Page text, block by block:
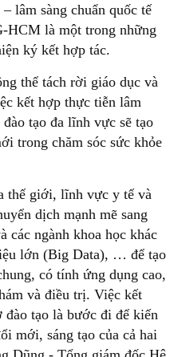
lâm sàng chuẩn quốc tế
là một trong những
ký kết hợp tác.
thể tách rời giáo dục và
kết hợp thực tiễn lâm
tạo đa lĩnh vực sẽ tạo
trong chăm sóc sức khỏe
thế giới, lĩnh vực y tế và
dịch mạnh mẽ sang
các ngành khoa học khác
lớn (Big Data), … để tạo
có tính ứng dụng cao,
và điều trị. Việc kết
tạo là bước đi để kiến
mới, sáng tạo của cả hai